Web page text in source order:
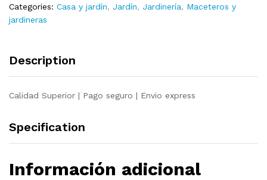
160x80x77
cm
Categories: Casa y jardín, Jardín, Jardinería, Maceteros y
jardineras
Description
Calidad Superior | Pago seguro | Envio express
Specification
Información adicional